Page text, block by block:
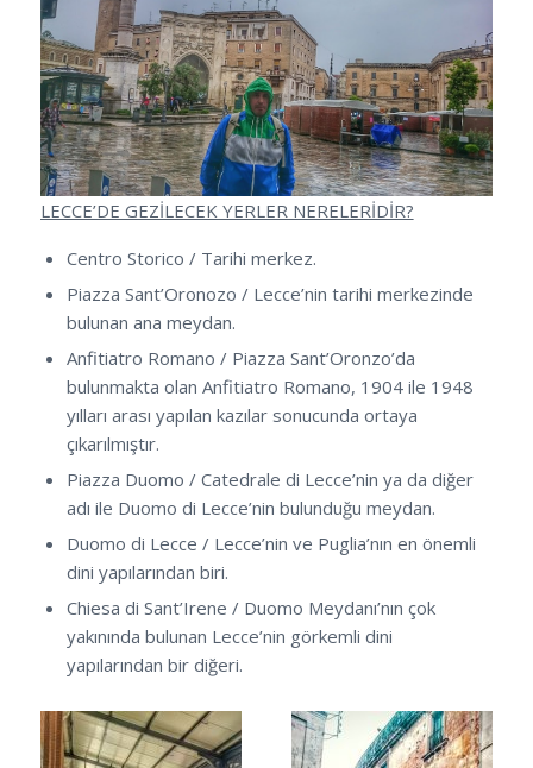
LECCE’DE GEZİLECEK YERLER NERELERİDİR?
Centro Storico / Tarihi merkez.
Piazza Sant’Oronozo / Lecce’nin tarihi merkezinde
bulunan ana meydan.
Anfitiatro Romano / Piazza Sant’Oronzo’da
bulunmakta olan Anfitiatro Romano, 1904 ile 1948
yılları arası yapılan kazılar sonucunda ortaya
çıkarılmıştır.
Piazza Duomo / Catedrale di Lecce’nin ya da diğer
adı ile Duomo di Lecce’nin bulunduğu meydan.
Duomo di Lecce / Lecce’nin ve Puglia’nın en önemli
dini yapılarından biri.
Chiesa di Sant’Irene / Duomo Meydanı’nın çok
yakınında bulunan Lecce’nin görkemli dini
yapılarından bir diğeri.